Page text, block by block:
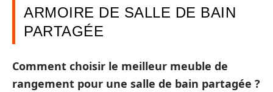
ARMOIRE DE SALLE DE BAIN
PARTAGÉE
Comment choisir le meilleur meuble de
rangement pour une salle de bain partagée ?